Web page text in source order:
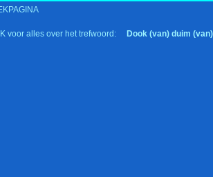
voor alles over het trefwoord: Dook (van) duim